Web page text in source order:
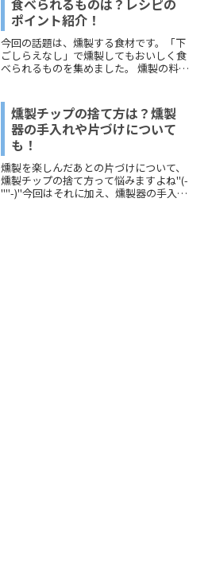
食べられるものは？レシピの
ポイント紹介！
今回の話題は、燻製する食材です。「下
ごしらえなし」で燻製してもおいしく食
べられるものを集めました。 燻製の料理
かかります。食べたいと思ったときにす
ぐに食べたい、そのように考えがちな初
心者にはハードルが高いです。 このペー
ジでは、「燻製の工程の下ごしらえ不
要」の「燻製レシピ」のポイントをお伝
えします。
燻製チップの捨て方は？燻製
器の手入れや片づけについて
も！
燻製を楽しんだあとの片づけについて、
燻製チップの捨て方って悩みますよね"(-
""-)"今回はそれに加え、燻製器の手入